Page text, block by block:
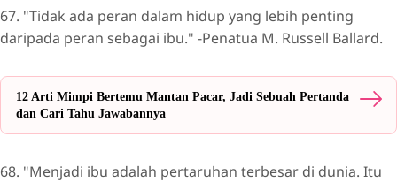
67. "Tidak ada peran dalam hidup yang lebih penting
daripada peran sebagai ibu." -Penatua M. Russell Ballard.
12 Arti Mimpi Bertemu Mantan Pacar, Jadi Sebuah Pertanda
dan Cari Tahu Jawabannya
68. "Menjadi ibu adalah pertaruhan terbesar di dunia. Itu